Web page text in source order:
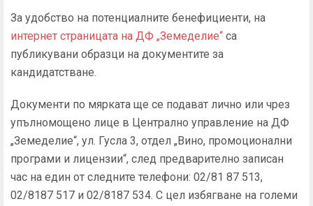
За удобство на потенциалните бенефициенти, на
интернет страницата на ДФ „Земеделие“ са
публикувани образци на документите за
кандидатстване.
Документи по мярката ще се подават лично или чрез
упълномощено лице в Централно управление на ДФ
„Земеделие“, ул. Гусла 3, отдел „Вино, промоционални
програми и лицензии“, след предварително записан
час на един от следните телефони: 02/81 87 513,
02/8187 517 и 02/8187 534. С цел избягване на големи